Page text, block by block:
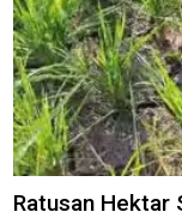
Ratusan Hektar